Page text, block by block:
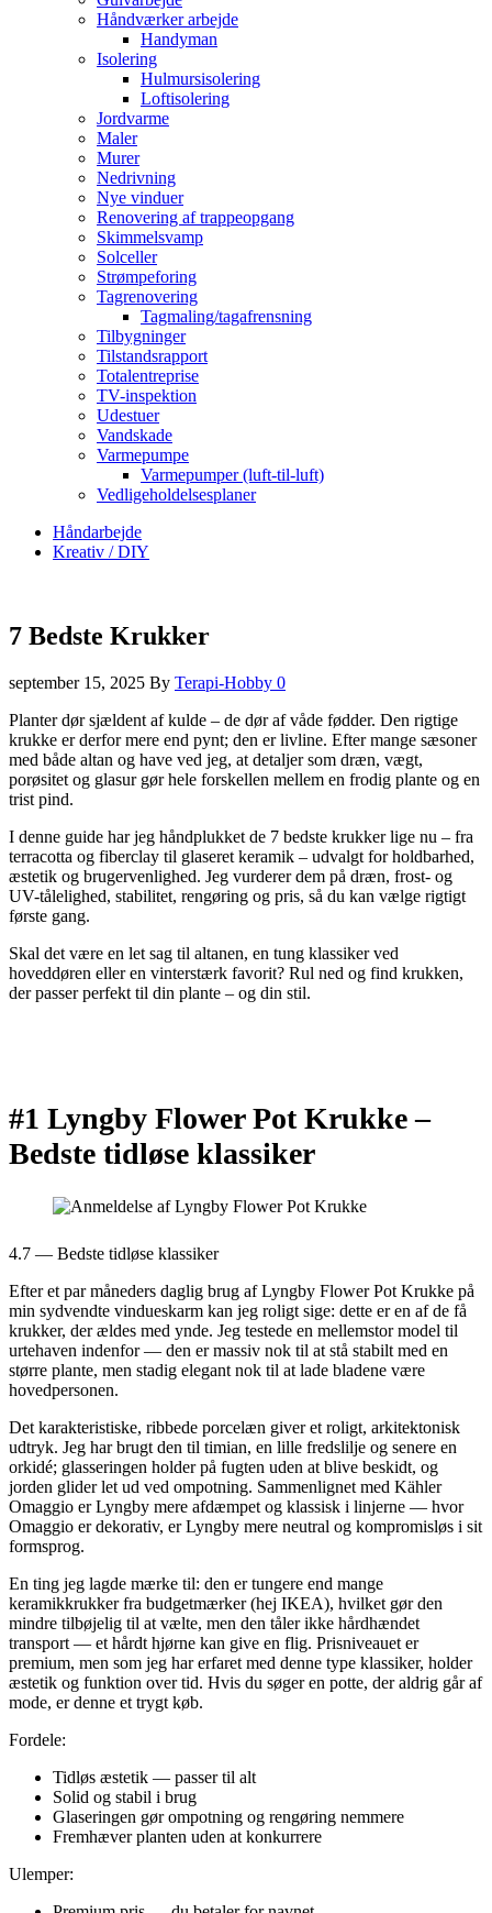
Håndværker arbejde
Handyman
Isolering
Hulmursisolering
Loftisolering
Jordvarme
Maler
Murer
Nedrivning
Nye vinduer
Renovering af trappeopgang
Skimmelsvamp
Solceller
Strømpeforing
Tagrenovering
Tagmaling/tagafrensning
Tilbygninger
Tilstandsrapport
Totalentreprise
TV-inspektion
Udestuer
Vandskade
Varmepumpe
Varmepumper (luft-til-luft)
Vedligeholdelsesplaner
Håndarbejde
Kreativ / DIY
7 Bedste Krukker
september 15, 2025 By Terapi-Hobby 0
Planter dør sjældent af kulde – de dør af våde fødder. Den rigtige
krukke er derfor mere end pynt; den er livline. Efter mange sæsoner
med både altan og have ved jeg, at detaljer som dræn, vægt,
porøsitet og glasur gør hele forskellen mellem en frodig plante og en
trist pind.
I denne guide har jeg håndplukket de 7 bedste krukker lige nu – fra
terracotta og fiberclay til glaseret keramik – udvalgt for holdbarhed,
æstetik og brugervenlighed. Jeg vurderer dem på dræn, frost- og
UV-tålelighed, stabilitet, rengøring og pris, så du kan vælge rigtigt
første gang.
Skal det være en let sag til altanen, en tung klassiker ved
hoveddøren eller en vinterstærk favorit? Rul ned og find krukken,
der passer perfekt til din plante – og din stil.
#1 Lyngby Flower Pot Krukke –
Bedste tidløse klassiker
4.7 — Bedste tidløse klassiker
Efter et par måneders daglig brug af Lyngby Flower Pot Krukke på
min sydvendte vindueskarm kan jeg roligt sige: dette er en af de få
krukker, der ældes med ynde. Jeg testede en mellemstor model til
urtehaven indenfor — den er massiv nok til at stå stabilt med en
større plante, men stadig elegant nok til at lade bladene være
hovedpersonen.
Det karakteristiske, ribbede porcelæn giver et roligt, arkitektonisk
udtryk. Jeg har brugt den til timian, en lille fredslilje og senere en
orkidé; glasseringen holder på fugten uden at blive beskidt, og
jorden glider let ud ved ompotning. Sammenlignet med Kähler
Omaggio er Lyngby mere afdæmpet og klassisk i linjerne — hvor
Omaggio er dekorativ, er Lyngby mere neutral og kompromisløs i sit
formsprog.
En ting jeg lagde mærke til: den er tungere end mange
keramikkrukker fra budgetmærker (hej IKEA), hvilket gør den
mindre tilbøjelig til at vælte, men den tåler ikke hårdhændet
transport — et hårdt hjørne kan give en flig. Prisniveauet er
premium, men som jeg har erfaret med denne type klassiker, holder
æstetik og funktion over tid. Hvis du søger en potte, der aldrig går af
mode, er denne et trygt køb.
Fordele:
Tidløs æstetik — passer til alt
Solid og stabil i brug
Glaseringen gør ompotning og rengøring nemmere
Fremhæver planten uden at konkurrere
Ulemper: